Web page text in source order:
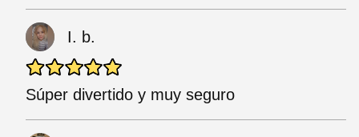
I. b.
Súper divertido y muy seguro